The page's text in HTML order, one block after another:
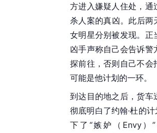
方进入嫌疑人住处，
杀人案的真凶。此后两
女明星分别被发现。正
凶手声称自己会告诉
探前往，否则自己不会
可能是他计划的一环。
到达目的地之后，货车
彻底明白了约翰·杜的
下了“嫉妒（Envy）